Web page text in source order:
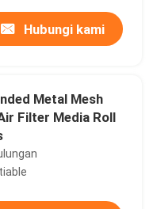
Hubungi kami
Metal Mesh
Filter Media Roll